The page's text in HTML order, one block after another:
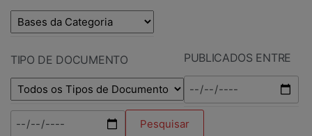
TIPO DE DOCUMENTO PUBLICADOS ENTRE